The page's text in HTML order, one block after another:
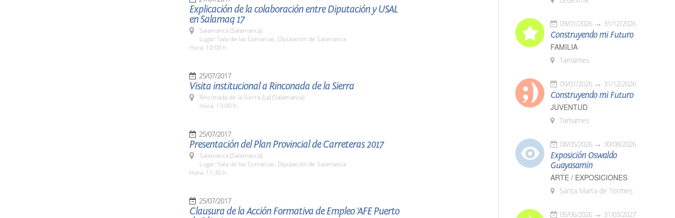
Explicación de la colaboración entre Diputación y USAL
en Salamaq 17
Salamanca (Salamanca)
Lugar: Sala de las Comarcas. Diputación de Salamanca
Hora: 10:00 h.
25/07/2017
Visita institucional a Rinconada de la Sierra
Rinconada de la Sierra (La) (Salamanca)
Hora: 13:00 h.
25/07/2017
Presentación del Plan Provincial de Carreteras 2017
Salamanca (Salamanca)
Lugar: Sala de las Comarcas. Diputación de Salamanca
Hora: 11:30 h.
25/07/2017
Clausura de la Acción Formativa de Empleo 'AFE Puerto
09/01/2026 31/12/2026
Construyendo mi Futuro
FAMILIA
Tamames
09/01/2026 31/12/2026
Construyendo mi Futuro
JUVENTUD
Tamames
08/05/2026 30/08/2026
Exposición Oswaldo
Guayasamín
ARTE / EXPOSICIONES
Santa Marta de Tormes
05/06/2026 31/03/2027